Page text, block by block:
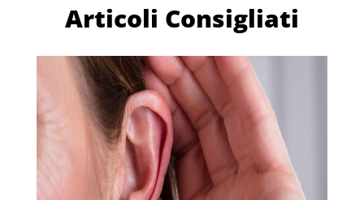
Articoli Consigliati